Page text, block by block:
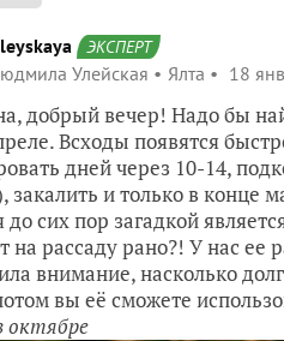
ЭКСПЕРТ
Улейская Ялта 18
добрый вечер! Надо бы
Всходы появятся
дней через 10-14,
закалить и только в конце
сих пор загадкой
на рассаду рано?! У нас ее
внимание, насколько
вы её сможете
октябре